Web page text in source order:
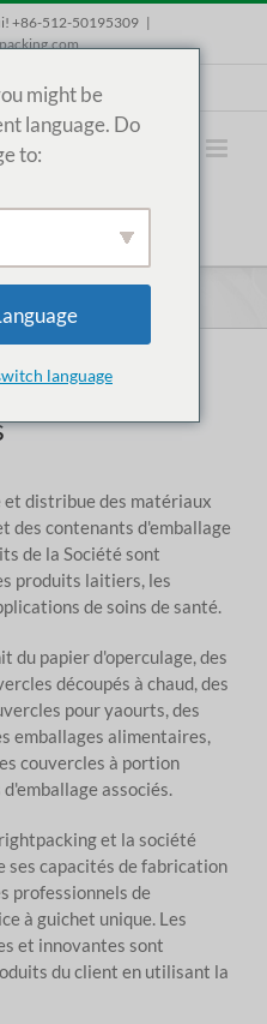
+86-512-50195309 |
et distribue des matériaux
des contenants d'emballage
de la Société sont
produits laitiers, les
de soins de santé.
du papier d'operculage, des
découpés à chaud, des
pour yaourts, des
emballages alimentaires,
couvercles à portion
associés.
et la société
ses capacités de fabrication
professionnels de
à guichet unique. Les
et innovantes sont
du client en utilisant la
might be
language. Do
to:
language